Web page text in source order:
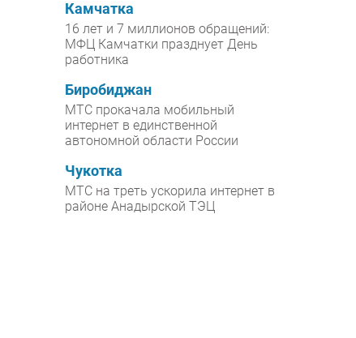
Камчатка
16 лет и 7 миллионов обращений:
МФЦ Камчатки празднует День
работника
Биробиджан
МТС прокачала мобильный
интернет в единственной
автономной области России
Чукотка
МТС на треть ускорила интернет в
районе Анадырской ТЭЦ